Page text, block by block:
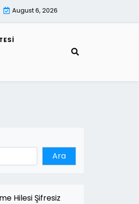
|Mimari Render İle Leed
August 6, 2026
Ara
Hilesi Şifresiz